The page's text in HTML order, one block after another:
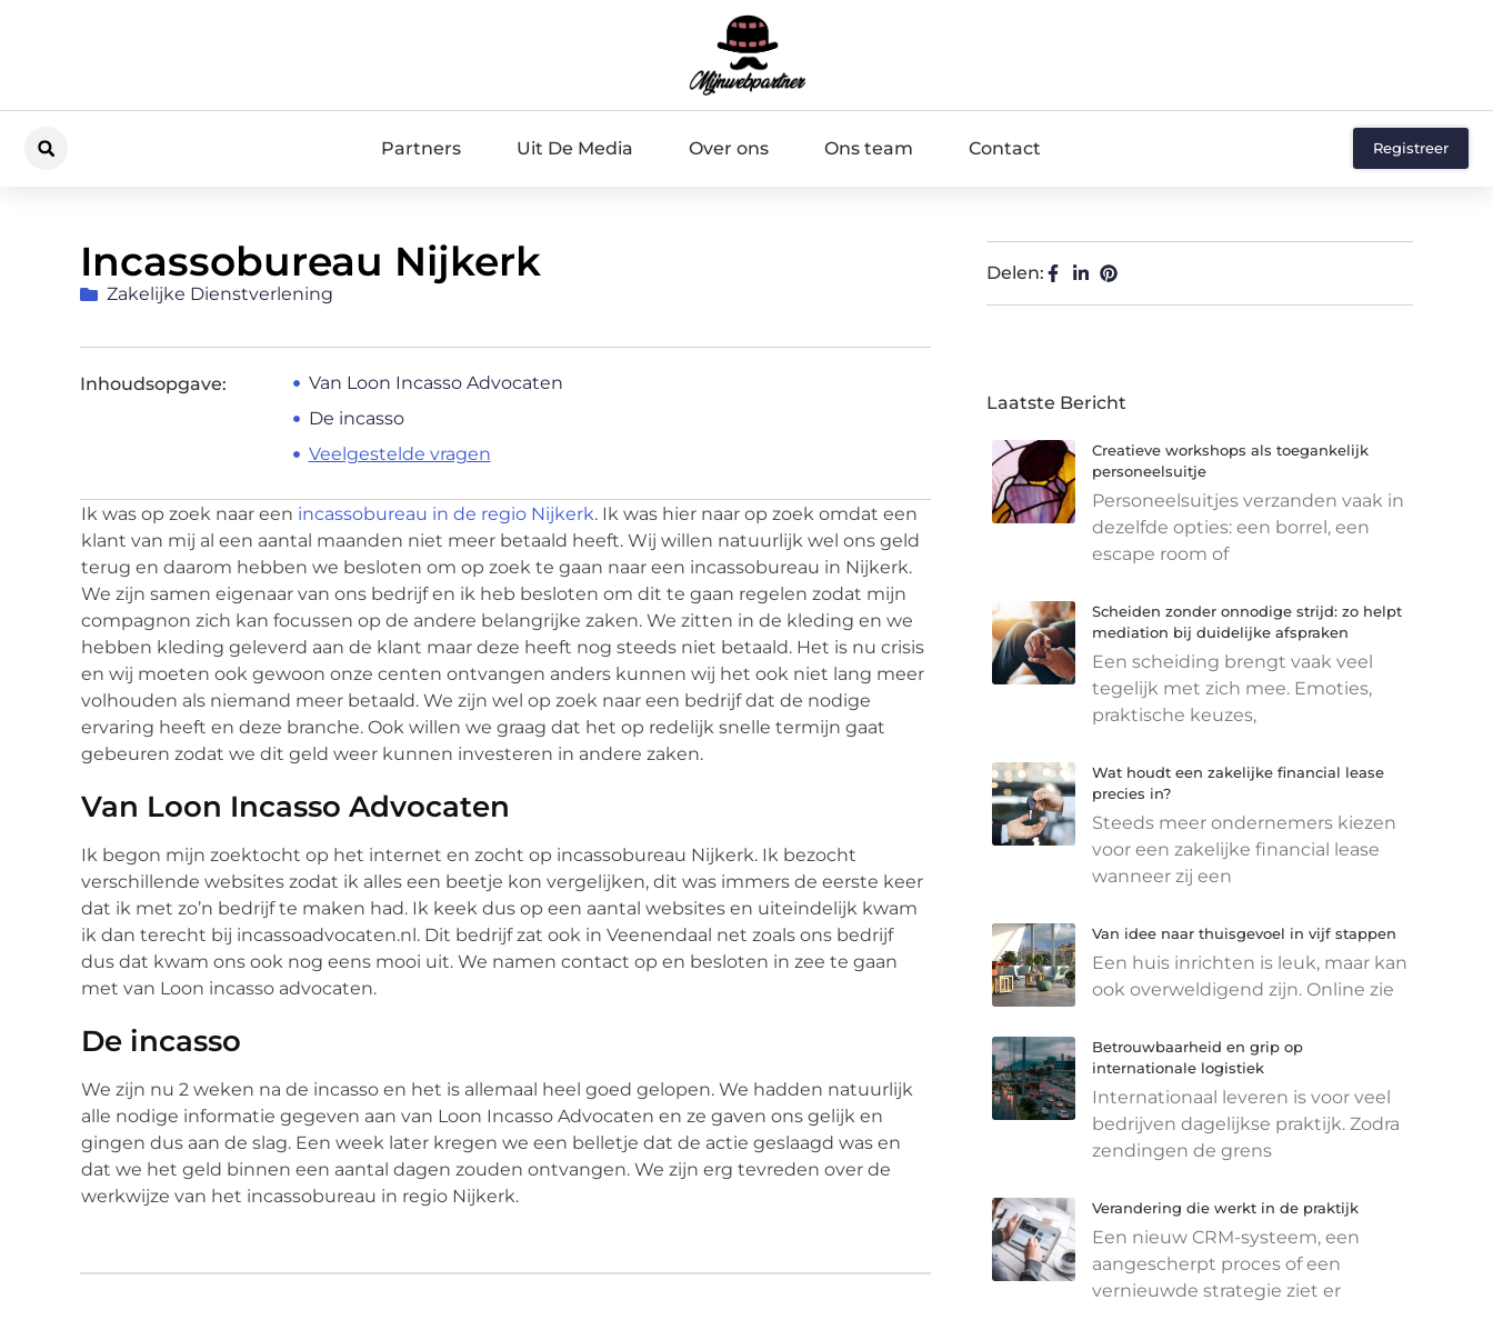
Partners Uit De Media Over ons Ons team Contact Registreer
Incassobureau Nijkerk
Zakelijke Dienstverlening
Inhoudsopgave:
Van Loon Incasso Advocaten
De incasso
Veelgestelde vragen
Ik was op zoek naar een incassobureau in de regio Nijkerk. Ik was hier naar op zoek omdat een
klant van mij al een aantal maanden niet meer betaald heeft. Wij willen natuurlijk wel ons geld
terug en daarom hebben we besloten om op zoek te gaan naar een incassobureau in Nijkerk.
We zijn samen eigenaar van ons bedrijf en ik heb besloten om dit te gaan regelen zodat mijn
compagnon zich kan focussen op de andere belangrijke zaken. We zitten in de kleding en we
hebben kleding geleverd aan de klant maar deze heeft nog steeds niet betaald. Het is nu crisis
en wij moeten ook gewoon onze centen ontvangen anders kunnen wij het ook niet lang meer
volhouden als niemand meer betaald. We zijn wel op zoek naar een bedrijf dat de nodige
ervaring heeft en deze branche. Ook willen we graag dat het op redelijk snelle termijn gaat
gebeuren zodat we dit geld weer kunnen investeren in andere zaken.
Van Loon Incasso Advocaten
Ik begon mijn zoektocht op het internet en zocht op incassobureau Nijkerk. Ik bezocht
verschillende websites zodat ik alles een beetje kon vergelijken, dit was immers de eerste keer
dat ik met zo’n bedrijf te maken had. Ik keek dus op een aantal websites en uiteindelijk kwam
ik dan terecht bij incassoadvocaten.nl. Dit bedrijf zat ook in Veenendaal net zoals ons bedrijf
dus dat kwam ons ook nog eens mooi uit. We namen contact op en besloten in zee te gaan
met van Loon incasso advocaten.
De incasso
We zijn nu 2 weken na de incasso en het is allemaal heel goed gelopen. We hadden natuurlijk
alle nodige informatie gegeven aan van Loon Incasso Advocaten en ze gaven ons gelijk en
gingen dus aan de slag. Een week later kregen we een belletje dat de actie geslaagd was en
dat we het geld binnen een aantal dagen zouden ontvangen. We zijn erg tevreden over de
werkwijze van het incassobureau in regio Nijkerk.
Delen:
Laatste Bericht
Creatieve workshops als toegankelijk
personeelsuitje
Personeelsuitjes verzanden vaak in
dezelfde opties: een borrel, een
escape room of
Scheiden zonder onnodige strijd: zo helpt
mediation bij duidelijke afspraken
Een scheiding brengt vaak veel
tegelijk met zich mee. Emoties,
praktische keuzes,
Wat houdt een zakelijke financial lease
precies in?
Steeds meer ondernemers kiezen
voor een zakelijke financial lease
wanneer zij een
Van idee naar thuisgevoel in vijf stappen
Een huis inrichten is leuk, maar kan
ook overweldigend zijn. Online zie
Betrouwbaarheid en grip op
internationale logistiek
Internationaal leveren is voor veel
bedrijven dagelijkse praktijk. Zodra
zendingen de grens
Verandering die werkt in de praktijk
Een nieuw CRM-systeem, een
aangescherpt proces of een
vernieuwde strategie ziet er